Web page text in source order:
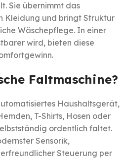
Sie übernimmt das
Kleidung und bringt Struktur
Wäschepflege. In einer
wird, bieten diese
Faltmaschine?
Haushaltsgerät,
T-Shirts, Hosen oder
ordentlich faltet.
Sensorik,
Steuerung per